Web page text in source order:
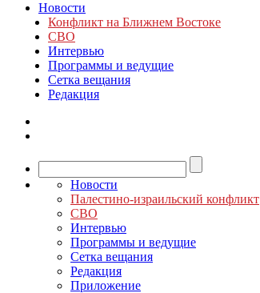
Новости
Конфликт на Ближнем Востоке
СВО
Интервью
Программы и ведущие
Сетка вещания
Редакция
Новости
Палестино-израильский конфликт
СВО
Интервью
Программы и ведущие
Сетка вещания
Редакция
Приложение